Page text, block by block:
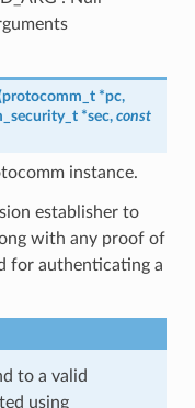
protocomm_t *pc,
*sec, const
instance.
establisher to
with any proof of
for authenticating a
to a valid
using